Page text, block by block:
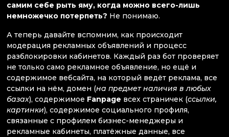
самим себе рыть яму, когда можно всего-лишь
немножечко потерпеть? Не понимаю.
А теперь давайте вспомним, как происходит
модерация рекламных объявлений и процесс
разблокировки кабинетов. Каждый раз бот проверяет
не только само рекламное объявление, но ещё и
содержимое вебсайта, на который ведёт реклама, все
ссылки на нём, домен (на предмет наличия в любых
базах), содержимое Fanpage всех страничек (ссылки,
картинки), содержимое социального профиля,
связанные с профилем бизнес-менеджеры и
рекламные кабинеты, платёжные данные, все